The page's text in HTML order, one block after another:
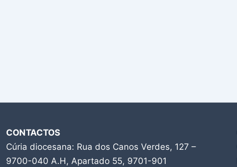
CONTACTOS
Cúria diocesana: Rua dos Canos Verdes, 127 –
9700-040 A.H, Apartado 55, 9701-901